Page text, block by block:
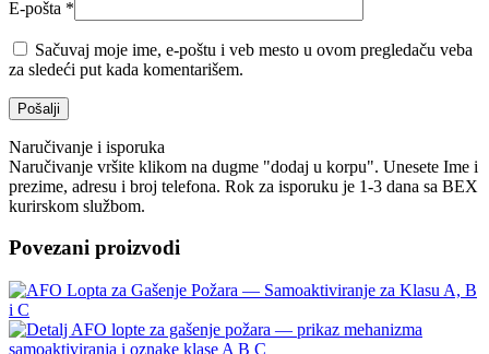
E-pošta *
Sačuvaj moje ime, e-poštu i veb mesto u ovom pregledaču veba
za sledeći put kada komentarišem.
Naručivanje i isporuka
Naručivanje vršite klikom na dugme "dodaj u korpu". Unesete Ime i
prezime, adresu i broj telefona. Rok za isporuku je 1-3 dana sa BEX
kurirskom službom.
Povezani proizvodi